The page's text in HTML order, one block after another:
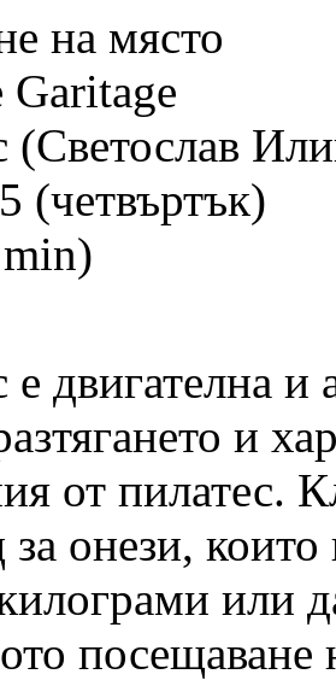
на място
Garitage
(Светослав
(четвъртък)
е двигателна и
и
от пилатес.
онези, които
или
посещаване